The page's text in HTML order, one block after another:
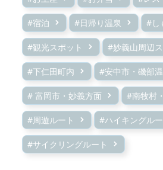
#宿泊 #日帰り温泉 #し
#観光スポット #妙義山周辺
#下仁田町内 #安中市・磯部
# 富岡市・妙義方面 #南牧村
#周遊ルート #ハイキングル
#サイクリングルート